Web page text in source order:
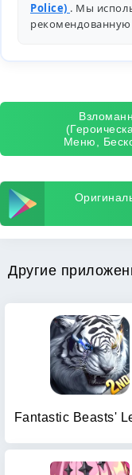
Police) . Мы
Меню,
Другие
Fantastic Beasts'